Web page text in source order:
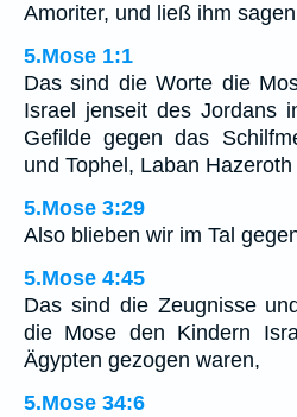
Amoriter, und ließ ihm
5.Mose 1:1
Das sind die Worte die
Israel jenseit des Jordans
Gefilde gegen das
und Tophel, Laban
5.Mose 3:29
Also blieben wir im Tal
5.Mose 4:45
Das sind die Zeugnisse
die Mose den Kindern
Ägypten gezogen waren,
5.Mose 34:6